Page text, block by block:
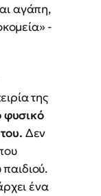
αγάπη,
-
της
φυσικό
Δεν
ένα